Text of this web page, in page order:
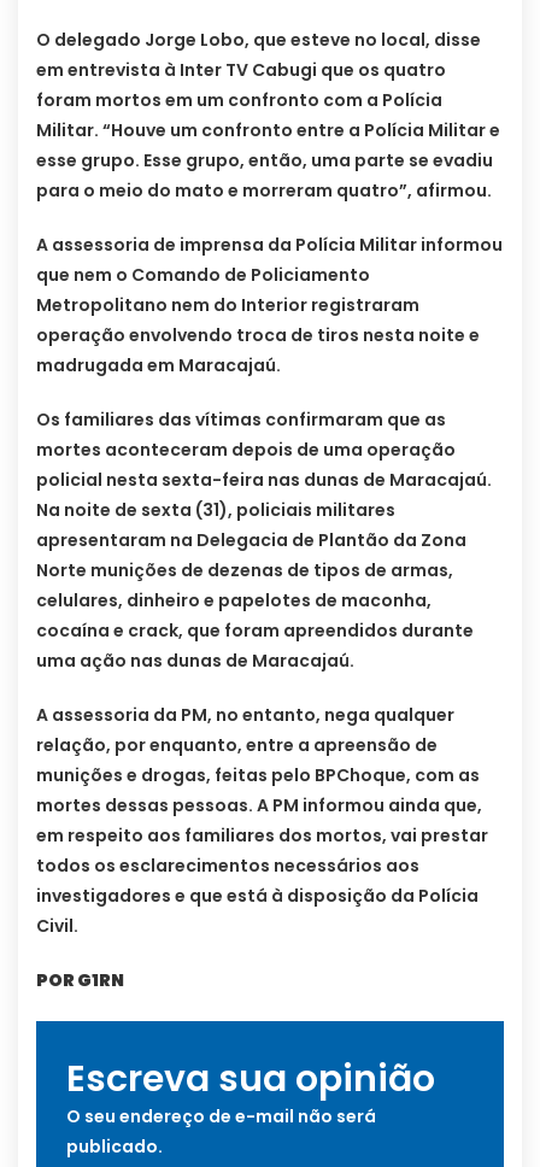
O delegado Jorge Lobo, que esteve no local, disse
em entrevista à Inter TV Cabugi que os quatro
foram mortos em um confronto com a Polícia
Militar. “Houve um confronto entre a Polícia Militar e
esse grupo. Esse grupo, então, uma parte se evadiu
para o meio do mato e morreram quatro”, afirmou.
A assessoria de imprensa da Polícia Militar informou
que nem o Comando de Policiamento
Metropolitano nem do Interior registraram
operação envolvendo troca de tiros nesta noite e
madrugada em Maracajaú.
Os familiares das vítimas confirmaram que as
mortes aconteceram depois de uma operação
policial nesta sexta-feira nas dunas de Maracajaú.
Na noite de sexta (31), policiais militares
apresentaram na Delegacia de Plantão da Zona
Norte munições de dezenas de tipos de armas,
celulares, dinheiro e papelotes de maconha,
cocaína e crack, que foram apreendidos durante
uma ação nas dunas de Maracajaú.
A assessoria da PM, no entanto, nega qualquer
relação, por enquanto, entre a apreensão de
munições e drogas, feitas pelo BPChoque, com as
mortes dessas pessoas. A PM informou ainda que,
em respeito aos familiares dos mortos, vai prestar
todos os esclarecimentos necessários aos
investigadores e que está à disposição da Polícia
Civil.
POR G1RN
Escreva sua opinião
O seu endereço de e-mail não será
publicado.